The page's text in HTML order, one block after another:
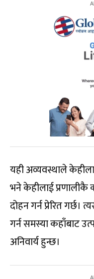
यही अव्यवस्थाले
भने केहीलाई प्रणालीकै
दोहन गर्न प्रेरित
गर्न समस्या कहाँबाट
अनिवार्य हुन्छ।